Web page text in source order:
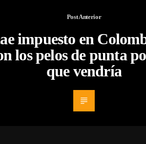
Post Anterior
impuesto en
los pelos de punta
que vendría